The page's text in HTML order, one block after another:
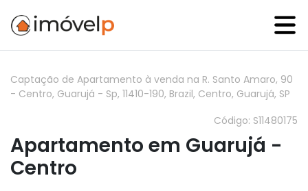
Captação de Apartamento à venda na R. Santo Amaro, 90
- Centro, Guarujá - Sp, 11410-190, Brazil, Centro, Guarujá, SP
Código: S11480175
Apartamento em Guarujá -
Centro